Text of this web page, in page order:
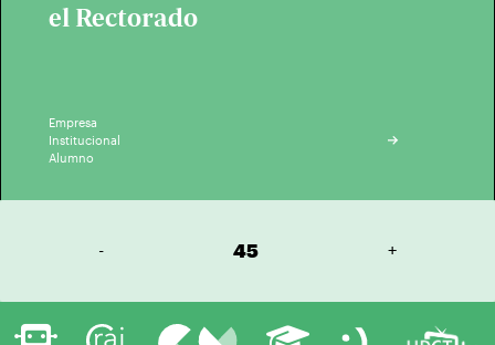
el Rectorado
Empresa
Institucional
Alumno
- 45 +